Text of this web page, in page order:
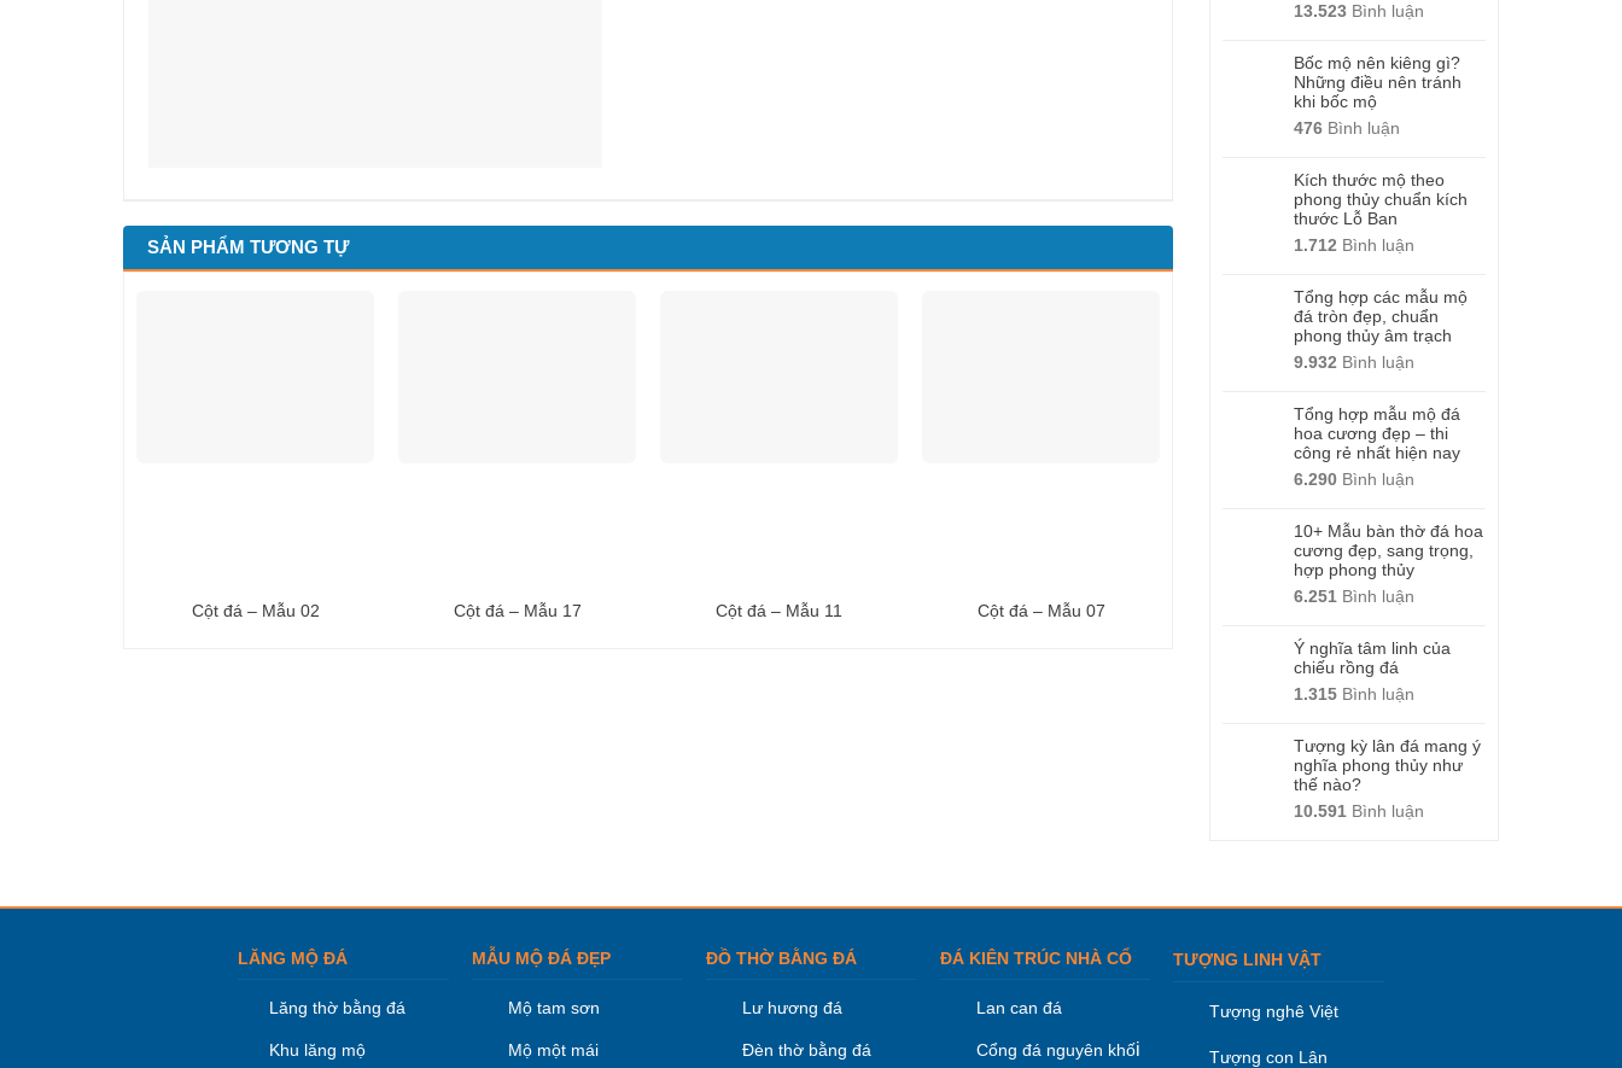
13.523 Bình luận
Bốc mộ nên kiêng gì?
Những điều nên tránh
khi bốc mộ
476 Bình luận
Kích thước mộ theo
phong thủy chuẩn kích
thước Lỗ Ban
1.712 Bình luận
Tổng hợp các mẫu mộ
đá tròn đẹp, chuẩn
phong thủy âm trạch
9.932 Bình luận
Tổng hợp mẫu mộ đá
hoa cương đẹp – thi
công rẻ nhất hiện nay
6.290 Bình luận
10+ Mẫu bàn thờ đá hoa
cương đẹp, sang trọng,
hợp phong thủy
6.251 Bình luận
Ý nghĩa tâm linh của
chiếu rồng đá
1.315 Bình luận
Tượng kỳ lân đá mang ý
nghĩa phong thủy như
thế nào?
10.591 Bình luận
SẢN PHẨM TƯƠNG TỰ
Cột đá – Mẫu 02 Cột đá – Mẫu 17 Cột đá – Mẫu 11 Cột đá – Mẫu 07
LĂNG MỘ ĐÁ
Lăng thờ bằng đá
Khu lăng mộ
MẪU MỘ ĐÁ ĐẸP
Mộ tam sơn
Mộ một mái
ĐỒ THỜ BẰNG ĐÁ
Lư hương đá
Đèn thờ bằng đá
ĐÁ KIÊN TRÚC NHÀ CỔ
Lan can đá
Cổng đá nguyên khối
TƯỢNG LINH VẬT
Tượng nghê Việt
Tượng con Lân